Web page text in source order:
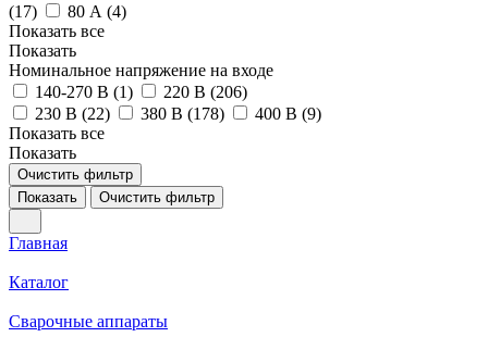
(17) 80 А (4)
Показать все
Показать
Номинальное напряжение на входе
140-270 В (1) 220 В (206)
230 В (22) 380 В (178) 400 В (9)
Показать все
Показать
Очистить фильтр
Показать
Очистить фильтр
Главная
Каталог
Сварочные аппараты